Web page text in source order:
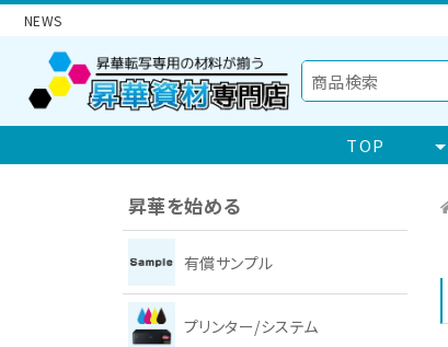
NEWS
TOP
昇華を始める
有償サンプル
プリンター/システム